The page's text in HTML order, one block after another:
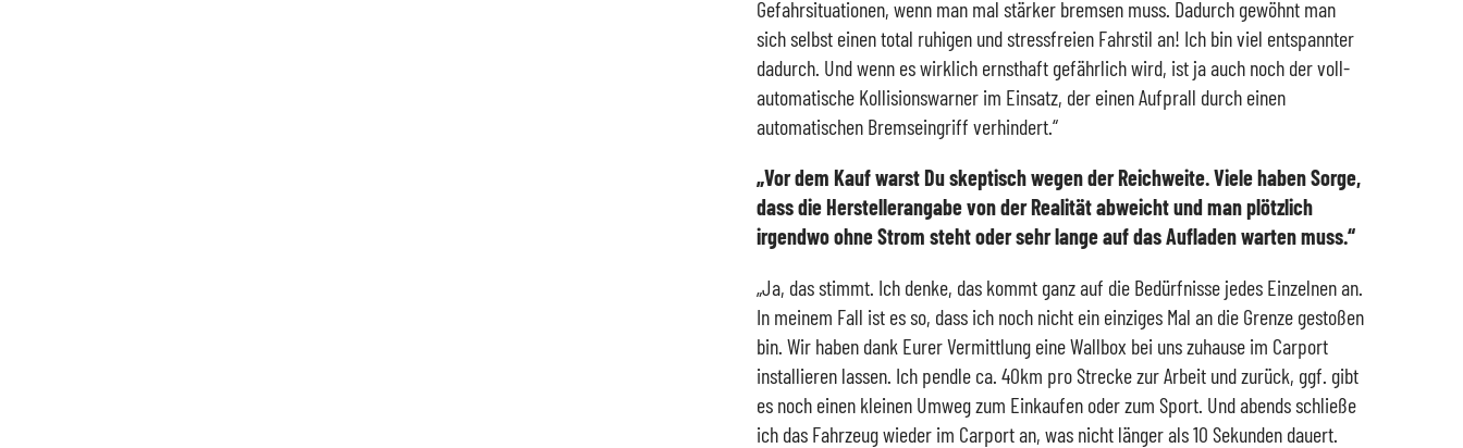
Gefahrsituationen, wenn man mal stärker bremsen muss. Dadurch gewöhnt man
sich selbst einen total ruhigen und stressfreien Fahrstil an! Ich bin viel entspannter
dadurch. Und wenn es wirklich ernsthaft gefährlich wird, ist ja auch noch der voll-
automatische Kollisionswarner im Einsatz, der einen Aufprall durch einen
automatischen Bremseingriff verhindert.“
„Vor dem Kauf warst Du skeptisch wegen der Reichweite. Viele haben Sorge,
dass die Herstellerangabe von der Realität abweicht und man plötzlich
irgendwo ohne Strom steht oder sehr lange auf das Aufladen warten muss.“
„Ja, das stimmt. Ich denke, das kommt ganz auf die Bedürfnisse jedes Einzelnen an.
In meinem Fall ist es so, dass ich noch nicht ein einziges Mal an die Grenze gestoßen
bin. Wir haben dank Eurer Vermittlung eine Wallbox bei uns zuhause im Carport
installieren lassen. Ich pendle ca. 40km pro Strecke zur Arbeit und zurück, ggf. gibt
es noch einen kleinen Umweg zum Einkaufen oder zum Sport. Und abends schließe
ich das Fahrzeug wieder im Carport an, was nicht länger als 10 Sekunden dauert.